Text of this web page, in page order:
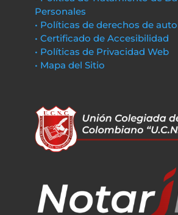
Personales
• Políticas de derechos de
• Certificado de Accesibilidad
• Políticas de Privacidad Web
• Mapa del Sitio